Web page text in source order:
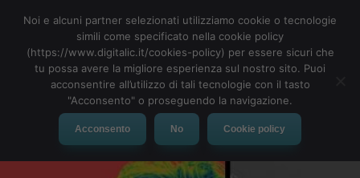
MENU
Noi e alcuni partner selezionati utilizziamo cookie o tecnologie
simili come specificato nella cookie policy
(https://www.digitalic.it/cookies-policy) per essere sicuri che
tu possa avere la migliore esperienza sul nostro sito. Puoi
acconsentire all’utilizzo di tali tecnologie con il tasto
"Acconsento" o proseguendo la navigazione.
Acconsento No Cookie policy